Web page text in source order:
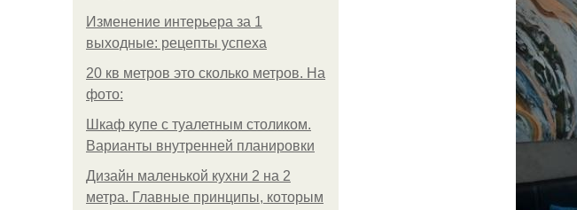
Изменение интерьера за 1
выходные: рецепты успеха
20 кв метров это сколько метров. На
фото:
Шкаф купе с туалетным столиком.
Варианты внутренней планировки
Дизайн маленькой кухни 2 на 2
метра. Главные принципы, которым